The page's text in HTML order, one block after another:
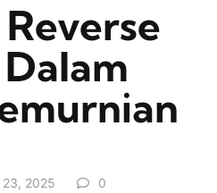
2025 0